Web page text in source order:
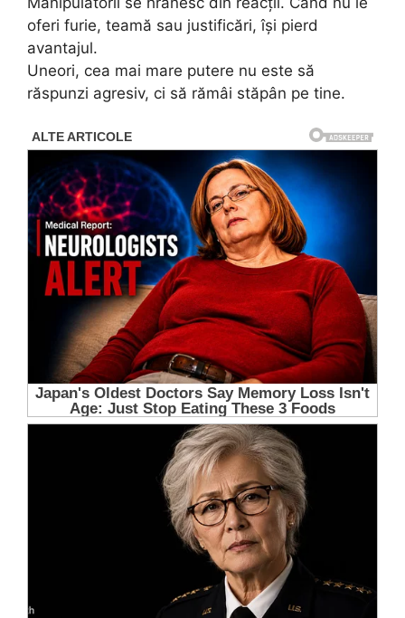
oferi furie, teamă sau justificări, își pierd
avantajul.
Uneori, cea mai mare putere nu este să
răspunzi agresiv, ci să rămâi stăpân pe tine.